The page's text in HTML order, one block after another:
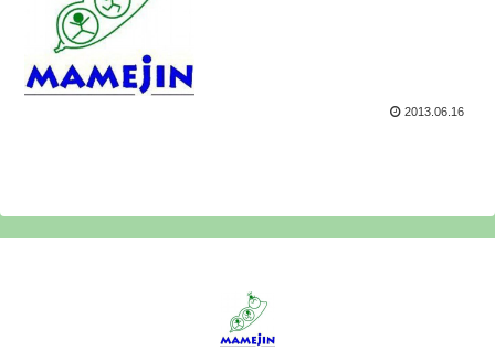
2013.06.16